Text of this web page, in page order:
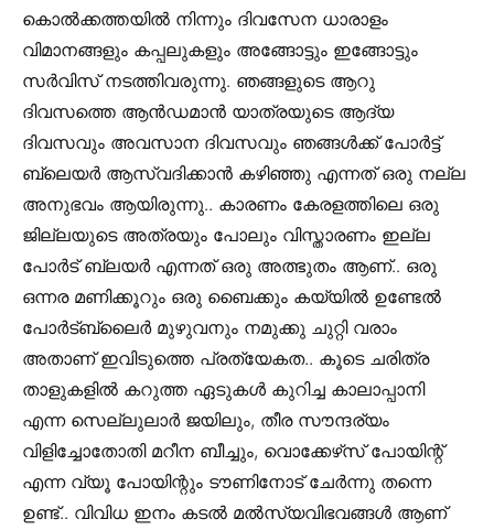
കൊൽക്കത്തയിൽ നിന്നും ദിവസേന ധാരാളം
വിമാനങ്ങളും കപ്പലുകളും അങ്ങോട്ടും ഇങ്ങോട്ടും
സർവിസ് നടത്തിവരുന്നു. ഞങ്ങളുടെ ആറു
ദിവസത്തെ ആൻഡമാൻ യാത്രയുടെ ആദ്യ
ദിവസവും അവസാന ദിവസവും ഞങ്ങൾക്ക് പോർട്ട്
ബ്ലെയർ ആസ്വദിക്കാൻ കഴിഞ്ഞു എന്നത് ഒരു നല്ല
അനുഭവം ആയിരുന്നു.. കാരണം കേരളത്തിലെ ഒരു
ജില്ലയുടെ അത്രയും പോലും വിസ്താരണം ഇല്ല
പോർട് ബ്ലയർ എന്നത് ഒരു അത്ഭുതം ആണ്.. ഒരു
ഒന്നര മണിക്കൂറും ഒരു ബൈക്കും കയ്യിൽ ഉണ്ടേൽ
പോർട്ബ്ലൈർ മുഴുവനും നമുക്കു ചുറ്റി വരാം
അതാണ് ഇവിടുത്തെ പ്രത്യേകത.. കൂടെ ചരിത്ര
താളുകളിൽ കറുത്ത ഏടുകൾ കുറിച്ച കാലാപ്പാനി
എന്ന സെല്ലുലാർ ജയിലും, തീര സൗന്ദര്യം
വിളിച്ചോതോതി മറീന ബീച്ചും, വൊക്കേഴ്‌സ് പോയിന്റ്
എന്ന വ്യൂ പോയിന്റും ടൗണിനോട് ചേർന്നു തന്നെ
ഉണ്ട്.. വിവിധ ഇനം കടൽ മൽസ്യവിഭവങ്ങൾ ആണ്